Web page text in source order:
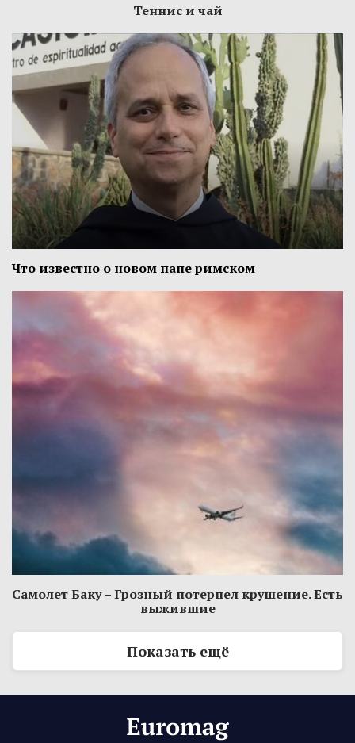
Теннис и чай
Что известно о новом папе римском
Самолет Баку – Грозный потерпел крушение. Есть
выжившие
Показать ещё